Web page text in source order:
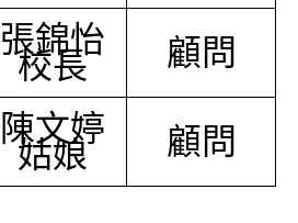
張錦怡
校長 顧問
陳文婷
姑娘 顧問